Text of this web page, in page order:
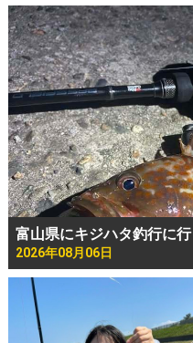
富山県にキジハタ釣行に
2026年08月06日